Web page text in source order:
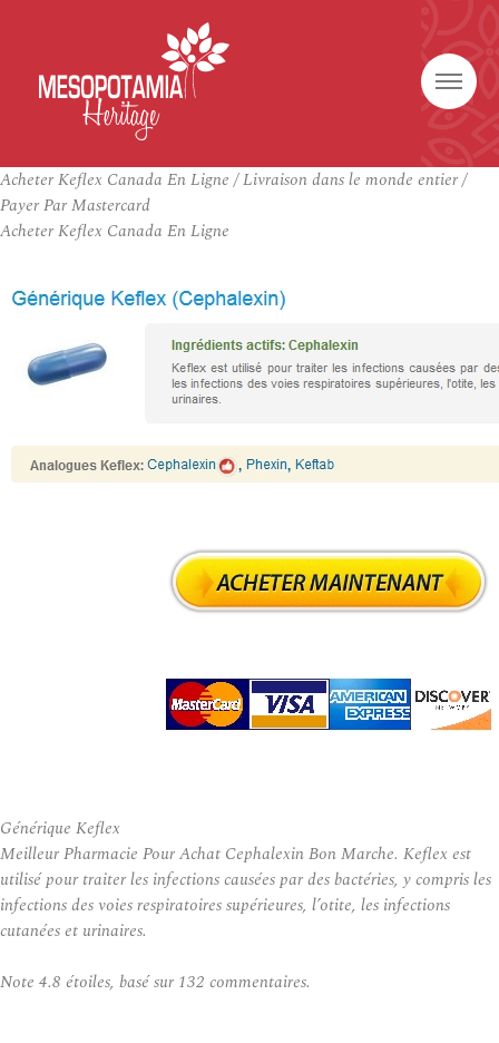
Acheter Keflex Canada En Ligne / Livraison dans le monde entier /
Payer Par Mastercard
Acheter Keflex Canada En Ligne
Générique Keflex
Meilleur Pharmacie Pour Achat Cephalexin Bon Marche. Keflex est
utilisé pour traiter les infections causées par des bactéries, y compris les
infections des voies respiratoires supérieures, l’otite, les infections
cutanées et urinaires.
Note 4.8 étoiles, basé sur 132 commentaires.